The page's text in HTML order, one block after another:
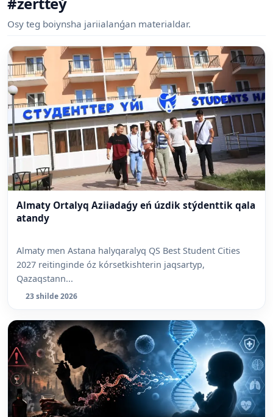
Osy teg boiynsha jariialanǵan materialdar.
Almaty Ortalyq Aziiadaǵy eń úzdik stýdenttik qala
atandy
Almaty men Astana halyqaralyq QS Best Student Cities
2027 reitinginde óz kórsetkishterin jaqsartyp,
Qazaqstann...
23 shilde 2026